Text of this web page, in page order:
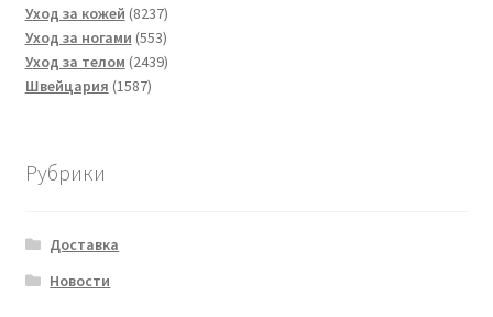
Уход за кожей 82378237
товаров
Уход за ногами 553553
товара
Уход за телом 24392439
Швейцария 15871587
Рубрики
Доставка
Новости